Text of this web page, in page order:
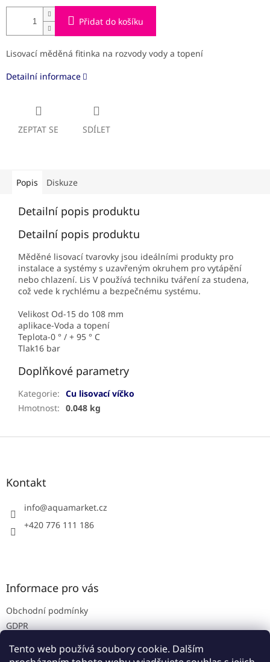
Tento web používá soubory cookie. Dalším
Přidat do košíku
Lisovací měděná fitinka na rozvody vody a topení
Detailní informace
ZEPTAT SE SDÍLET
Popis Diskuze
Detailní popis produktu
Detailní popis produktu
Měděné lisovací tvarovky jsou ideálními produkty pro
instalace a systémy s uzavřeným okruhem pro vytápění
nebo chlazení. Lis V používá techniku ​​tváření za studena,
což vede k rychlému a bezpečnému systému.
Velikost Od-15 do 108 mm
aplikace-Voda a topení
Teplota-0 ° / + 95 ° C
Tlak16 bar
Doplňkové parametry
Kategorie: Cu lisovací víčko
Hmotnost: 0.048 kg
Z
Kontakt
info@aquamarket.cz
+420 776 111 186
Informace pro vás
Obchodní podmínky
GDPR
Kontakty